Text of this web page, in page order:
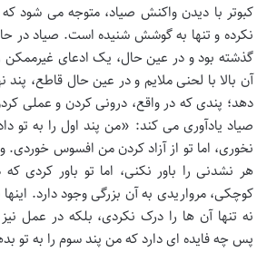
کبوتر با دیدن واکنش صیاد، متوجه می شود
نکرده و تنها به گوشش شنیده است. صیاد در
گذشته بود و در عین حال، یک ادعای غیرممکن را
آن بالا با لحنی ملایم و در عین حال قاطع، پند
دهد؛ پندی که در واقع، درونی کردن و عملی
صیاد یادآوری می کند: «من پند اول را به تو
نخوری، اما تو از آزاد کردن من افسوس خوردی. و
هر نشدنی را باور نکنی، اما تو باور کردی
کوچکی، مرواریدی به آن بزرگی وجود دارد.
نه تنها آن ها را درک نکردی، بلکه در عمل
پس چه فایده ای دارد که من پند سوم را به تو